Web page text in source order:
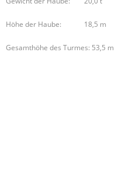
Höhe der Haube: 18,5 m
Gesamthöhe des Turmes: 53,5 m